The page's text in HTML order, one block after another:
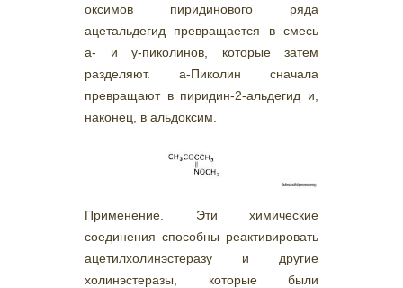
оксимов пиридинового ряда
ацетальдегид превращается в смесь
a- и y-пиколинов, которые затем
разделяют. а-Пиколин сначала
превращают в пиридин-2-альдегид и,
наконец, в альдоксим.
Применение. Эти химические
соединения способны реактивировать
ацетилхолинэстеразу и другие
холинэстеразы, которые были